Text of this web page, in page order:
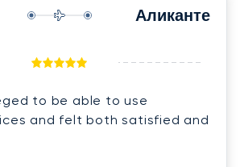
the transfer car. But a minor
a great experience overall and
booking and questions.
Аликанте
to be able to use
and felt both satisfied and